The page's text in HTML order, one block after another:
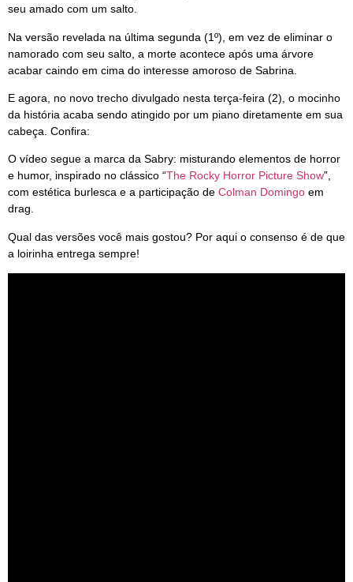
seu amado com um salto.
Na versão revelada na última segunda (1º), em vez de eliminar o
namorado com seu salto, a morte acontece após uma árvore
acabar caindo em cima do interesse amoroso de Sabrina.
E agora, no novo trecho divulgado nesta terça-feira (2), o mocinho
da história acaba sendo atingido por um piano diretamente em sua
cabeça. Confira:
O vídeo segue a marca da Sabry: misturando elementos de horror
e humor, inspirado no clássico “The Rocky Horror Picture Show”,
com estética burlesca e a participação de Colman Domingo em
drag.
Qual das versões você mais gostou? Por aqui o consenso é de que
a loirinha entrega sempre!